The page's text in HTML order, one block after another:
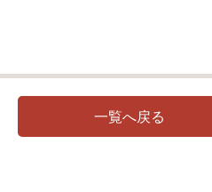
一覧へ戻る